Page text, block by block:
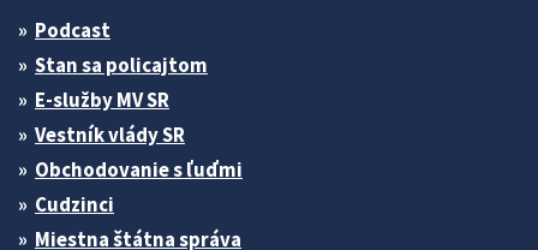
Podcast
Stan sa policajtom
E-služby MV SR
Vestník vlády SR
Obchodovanie s ľuďmi
Cudzinci
Miestna štátna správa